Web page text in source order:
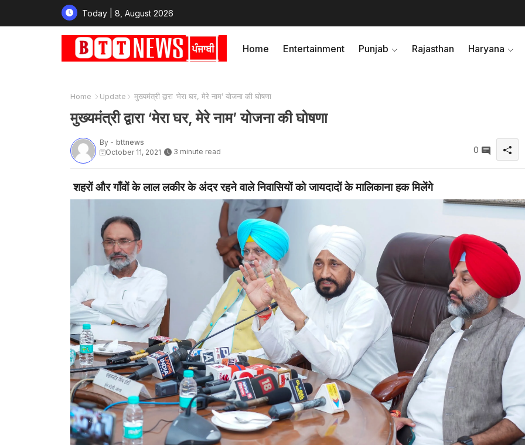
Today | 8, August 2026
Home Entertainment Punjab Rajasthan Haryana
Home Update मुख्यमंत्री द्वारा ‘मेरा घर, मेरे नाम’ योजना की घोषणा
मुख्यमंत्री द्वारा ‘मेरा घर, मेरे नाम’ योजना की घोषणा
By - bttnews
October 11, 2021
3 minute read 0
शहरों और गाँवों के लाल लकीर के अंदर रहने वाले निवासियों को जायदादों के मालिकाना हक मिलेंगे